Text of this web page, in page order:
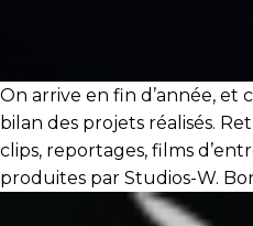
On arrive en fin d’année, et
bilan des projets réalisés.
clips, reportages, films
produites par Studios-W.